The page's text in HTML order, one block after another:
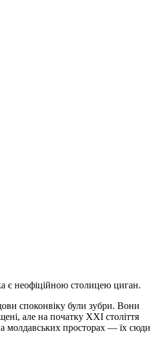
є неофіційною столицею циган.
споконвіку були зубри. Вони
але на початку XXI століття
молдавських просторах — їх сюди